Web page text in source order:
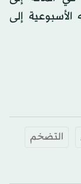
الأسبوعية إلى
التضخم